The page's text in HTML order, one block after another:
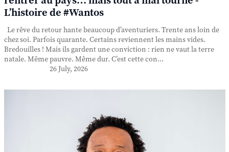
L’histoire de #Wantos
Le rêve du retour hante beaucoup d’aventuriers. Trente ans loin de
chez soi. Parfois quarante. Certains reviennent les mains vides.
Bredouilles ! Mais ils gardent une conviction : rien ne vaut la terre
natale. Même pauvre. Même dur. C’est cette con...
26 July, 2026